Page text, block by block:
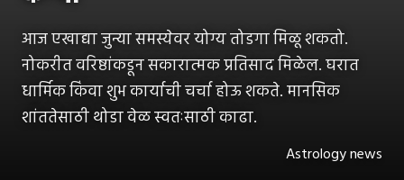
आज एखाद्या जुन्या समस्येवर योग्य तोडगा मिळू शकतो.
नोकरीत वरिष्ठांकडून सकारात्मक प्रतिसाद मिळेल. घरात
धार्मिक किंवा शुभ कार्याची चर्चा होऊ शकते. मानसिक
शांततेसाठी थोडा वेळ स्वतःसाठी काढा.
Astrology news